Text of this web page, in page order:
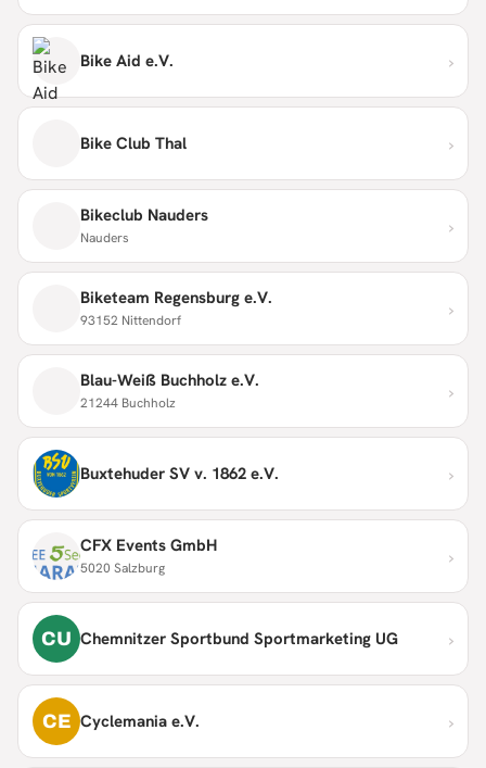
Bike Aid e.V. ›
Bike Club Thal ›
Bikeclub Nauders
Nauders ›
Biketeam Regensburg e.V.
93152 Nittendorf ›
Blau-Weiß Buchholz e.V.
21244 Buchholz ›
Buxtehuder SV v. 1862 e.V. ›
CFX Events GmbH
5020 Salzburg ›
CU Chemnitzer Sportbund Sportmarketing UG ›
CE Cyclemania e.V. ›